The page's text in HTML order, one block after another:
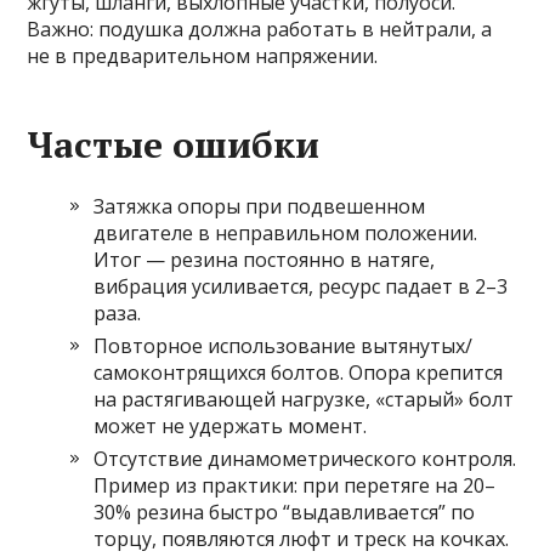
Важно: подушка должна работать в нейтрали, а
не в предварительном напряжении.
Частые ошибки
Затяжка опоры при подвешенном
двигателе в неправильном положении.
Итог — резина постоянно в натяге,
вибрация усиливается, ресурс падает в 2–3
раза.
Повторное использование вытянутых/
самоконтрящихся болтов. Опора крепится
на растягивающей нагрузке, «старый» болт
может не удержать момент.
Отсутствие динамометрического контроля.
Пример из практики: при перетяге на 20–
30% резина быстро “выдавливается” по
торцу, появляются люфт и треск на кочках.